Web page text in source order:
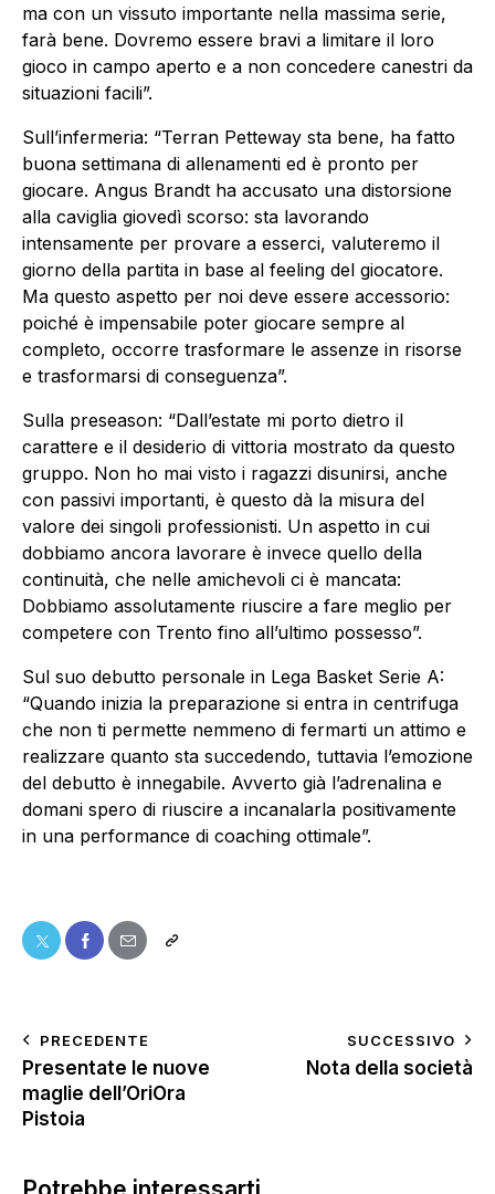
ma con un vissuto importante nella massima serie,
farà bene. Dovremo essere bravi a limitare il loro
gioco in campo aperto e a non concedere canestri da
situazioni facili”.
Sull’infermeria: “Terran Petteway sta bene, ha fatto
buona settimana di allenamenti ed è pronto per
giocare. Angus Brandt ha accusato una distorsione
alla caviglia giovedì scorso: sta lavorando
intensamente per provare a esserci, valuteremo il
giorno della partita in base al feeling del giocatore.
Ma questo aspetto per noi deve essere accessorio:
poiché è impensabile poter giocare sempre al
completo, occorre trasformare le assenze in risorse
e trasformarsi di conseguenza”.
Sulla preseason: “Dall’estate mi porto dietro il
carattere e il desiderio di vittoria mostrato da questo
gruppo. Non ho mai visto i ragazzi disunirsi, anche
con passivi importanti, è questo dà la misura del
valore dei singoli professionisti. Un aspetto in cui
dobbiamo ancora lavorare è invece quello della
continuità, che nelle amichevoli ci è mancata:
Dobbiamo assolutamente riuscire a fare meglio per
competere con Trento fino all’ultimo possesso”.
Sul suo debutto personale in Lega Basket Serie A:
“Quando inizia la preparazione si entra in centrifuga
che non ti permette nemmeno di fermarti un attimo e
realizzare quanto sta succedendo, tuttavia l’emozione
del debutto è innegabile. Avverto già l’adrenalina e
domani spero di riuscire a incanalarla positivamente
in una performance di coaching ottimale”.
PRECEDENTE
Presentate le nuove
maglie dell’OriOra
Pistoia
SUCCESSIVO
Nota della società